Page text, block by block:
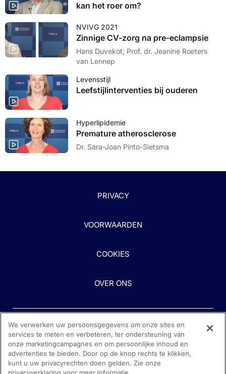
kan het roer om?
NVIVG 2021
Zinnige CV-zorg na pre-eclampsie
Hans Duvekot; Prof. dr. Jeanine Roeters
van Lennep
Levensstijl
Leefstijlinterventies bij ouderen
Hyperlipidemie
Premature atherosclerose
Dr. Sara-Joan Pinto-Sietsma
PRIVACY
VOORWAARDEN
COOKIES
OVER ONS
Heeft u hulp nodig?
We verwerken uw persoonsgegevens om onze sites en
services te meten en verbeteren, ter ondersteuning van
onze marketingcampagnes en om persoonlijke inhoud en
advertenties te bieden. Door op de knop rechts te klikken,
kunt u uw privacyrechten doen gelden. Zie onze